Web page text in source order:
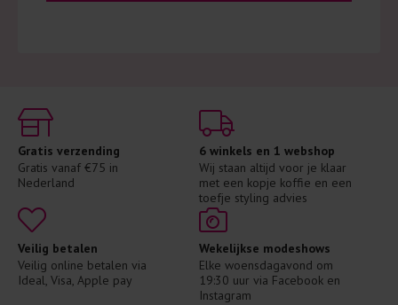
Gratis verzending
Gratis vanaf €75 in
Nederland
6 winkels en 1 webshop
Wij staan altijd voor je klaar
met een kopje koffie en een
toefje styling advies
Veilig betalen
Veilig online betalen via
Ideal, Visa, Apple pay
Wekelijkse modeshows
Elke woensdagavond om
19:30 uur via Facebook en
Instagram